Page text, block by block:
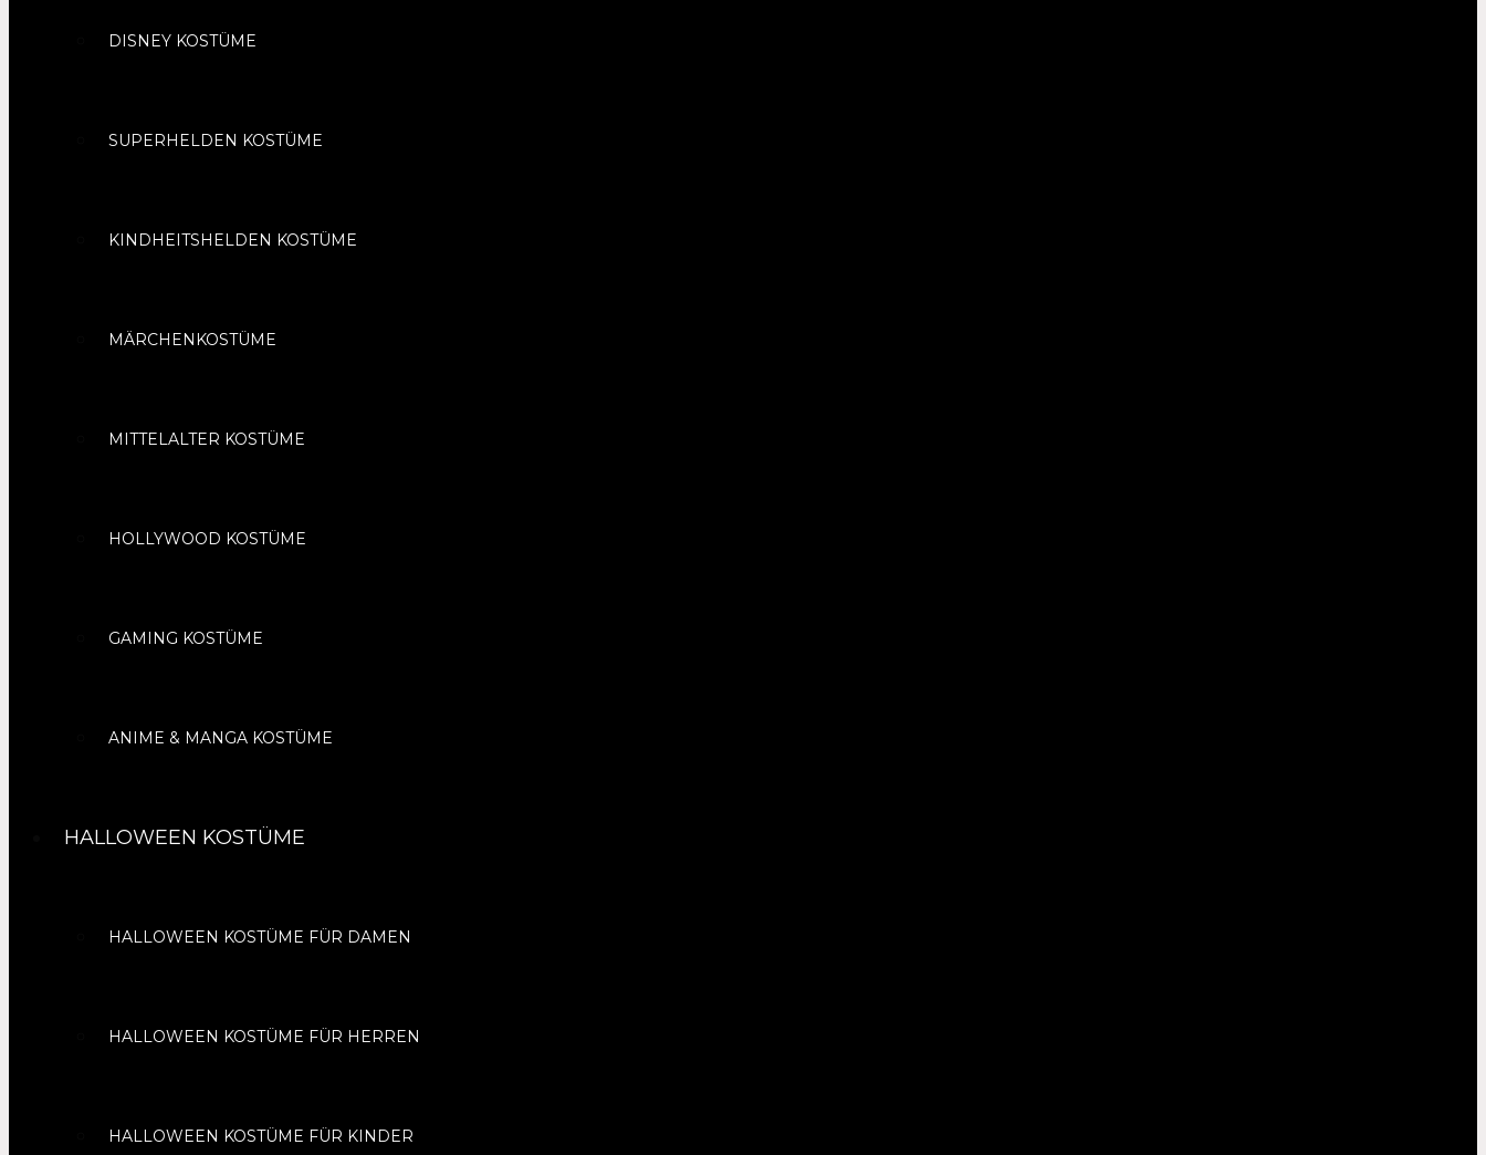
DISNEY KOSTÜME
SUPERHELDEN KOSTÜME
KINDHEITSHELDEN KOSTÜME
MÄRCHENKOSTÜME
MITTELALTER KOSTÜME
HOLLYWOOD KOSTÜME
GAMING KOSTÜME
ANIME & MANGA KOSTÜME
HALLOWEEN KOSTÜME
HALLOWEEN KOSTÜME FÜR DAMEN
HALLOWEEN KOSTÜME FÜR HERREN
HALLOWEEN KOSTÜME FÜR KINDER